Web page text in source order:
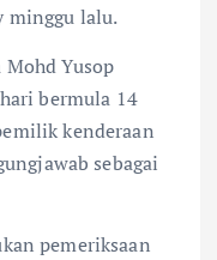
minggu lalu.
Mohd Yusop
bermula 14
kenderaan
sebagai
pemeriksaan